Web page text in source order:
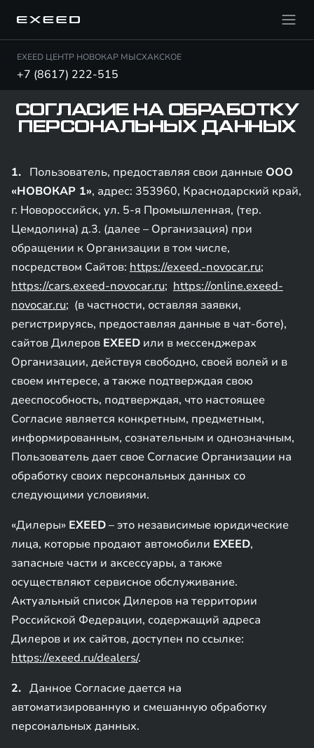
EXEED ЦЕНТР НОВОКАР МЫСХАКСКОЕ
+7 (8617) 222-515
СОГЛАСИЕ НА ОБРАБОТКУ
ПЕРСОНАЛЬНЫХ ДАННЫХ
1. Пользователь, предоставляя свои данные ООО
«НОВОКАР 1», адрес: 353960, Краснодарский край,
г. Новороссийск, ул. 5-я Промышленная, (тер.
Цемдолина) д.3. (далее – Организация) при
обращении к Организации в том числе,
посредством Сайтов: https://exeed.-novocar.ru;
https://cars.exeed-novocar.ru; https://online.exeed-
novocar.ru; (в частности, оставляя заявки,
регистрируясь, предоставляя данные в чат-боте),
сайтов Дилеров EXEED или в мессенджерах
Организации, действуя свободно, своей волей и в
своем интересе, а также подтверждая свою
дееспособность, подтверждая, что настоящее
Согласие является конкретным, предметным,
информированным, сознательным и однозначным,
Пользователь дает свое Согласие Организации на
обработку своих персональных данных со
следующими условиями.
«Дилеры» EXEED– это независимые юридические
лица, которые продают автомобили EXEED,
запасные части и аксессуары, а также
осуществляют сервисное обслуживание.
Актуальный список Дилеров на территории
Российской Федерации, содержащий адреса
Дилеров и их сайтов, доступен по ссылке:
https://exeed.ru/dealers/.
2. Данное Согласие дается на
автоматизированную и смешанную обработку
персональных данных.